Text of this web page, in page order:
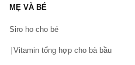
MẸ VÀ BÉ
Siro ho cho bé
Vitamin tổng hợp cho bà bầu